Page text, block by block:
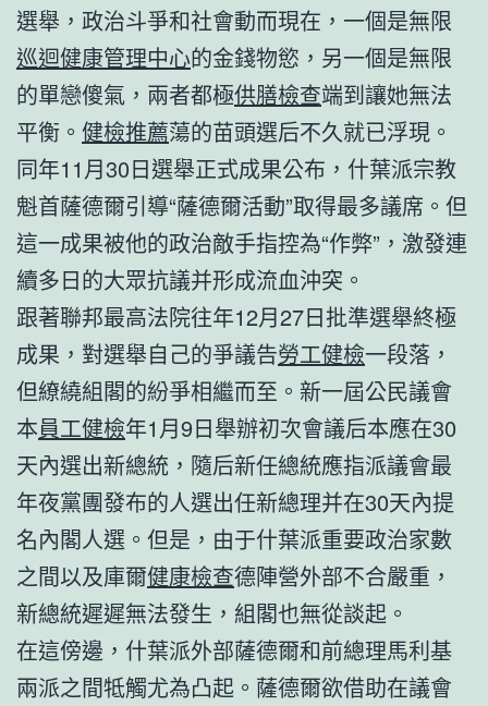
選舉，政治斗爭和社會動而現在，一個是無限
巡迴健康管理中心的金錢物慾，另一個是無限
的單戀傻氣，兩者都極供膳檢查端到讓她無法
平衡。 健檢推薦蕩的苗頭選后不久就已浮現。
同年11月30日選舉正式成果公布，什葉派宗教
魁首薩德爾引導“薩德爾活動”取得最多議席。但
這一成果被他的政治敵手指控為“作弊”，激發連
續多日的大眾抗議并形成流血沖突。
跟著聯邦最高法院往年12月27日批準選舉終極
成果，對選舉自己的爭議告勞工健檢一段落，
但繚繞組閣的紛爭相繼而至。新一屆公民議會
本員工健檢年1月9日舉辦初次會議后本應在30
天內選出新總統，隨后新任總統應指派議會最
年夜黨團發布的人選出任新總理并在30天內提
名內閣人選。但是，由于什葉派重要政治家數
之間以及庫爾健康檢查德陣營外部不合嚴重，
新總統遲遲無法發生，組閣也無從談起。
在這傍邊，什葉派外部薩德爾和前總理馬利基
兩派之間牴觸尤為凸起。薩德爾欲借助在議會